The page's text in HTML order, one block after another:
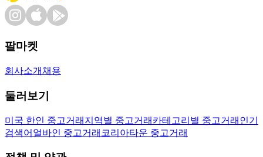
팔마켓
회사소개 채용
둘러보기
미국 한인 중고거래 지역별 중고거래 카테고리별 중고거래 인기
검색어 얼바인 중고거래 코리아타운 중고거래